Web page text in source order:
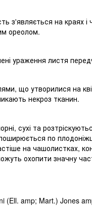
з'являється на краях і
ореолом.
ураження листя
що утворилися на
некроз тканин.
сухі та
по
на чашолистках,
охопити значну
(Ell. amp; Mart.) Jones